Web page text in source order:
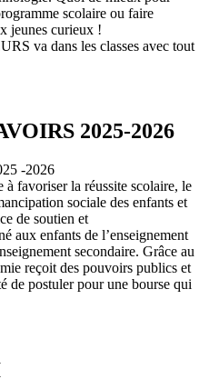
scolaire ou faire
jeunes curieux !
va dans les classes avec tout
2025-2026
-2026
à favoriser la réussite scolaire, le
sociale des enfants et
de soutien et
aux enfants de l’enseignement
secondaire. Grâce au
reçoit des pouvoirs publics et
de postuler pour une bourse qui